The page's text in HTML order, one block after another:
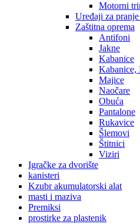
Motorni
Uređaji za
Zaštitna oprema
Antifoni
Jakne
Kabanice
Kabanice,
Majice
Naočare
Obuća
Pantalone
Rukavice
Šlemovi
Štitnici
Viziri
Igračke za dvorište
kanisteri
Kzubr akumulatorski alat
masti i maziva
Premiksi
prostirke za plastenik